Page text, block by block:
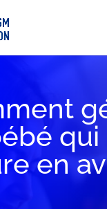
qui
en